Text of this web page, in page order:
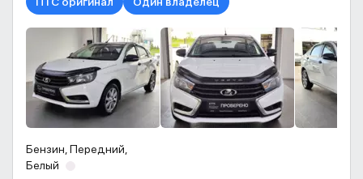
Бензин, Передний,
Белый